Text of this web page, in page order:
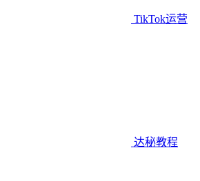
TikTok运营
达秘教程